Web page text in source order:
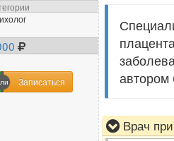
Записаться
автором
Врач